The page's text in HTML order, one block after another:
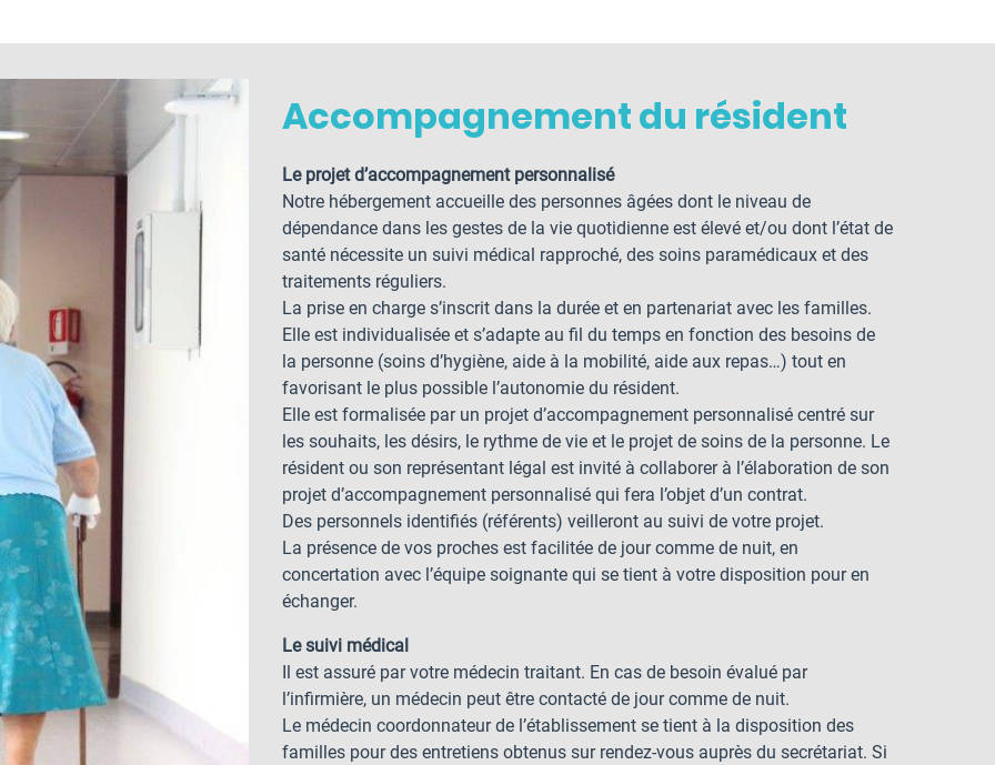
Accompagnement du résident
Le projet d’accompagnement personnalisé
Notre hébergement accueille des personnes âgées dont le niveau de
dépendance dans les gestes de la vie quotidienne est élevé et/ou dont l’état de
santé nécessite un suivi médical rapproché, des soins paramédicaux et des
traitements réguliers.
La prise en charge s’inscrit dans la durée et en partenariat avec les familles.
Elle est individualisée et s’adapte au fil du temps en fonction des besoins de
la personne (soins d’hygiène, aide à la mobilité, aide aux repas…) tout en
favorisant le plus possible l’autonomie du résident.
Elle est formalisée par un projet d’accompagnement personnalisé centré sur
les souhaits, les désirs, le rythme de vie et le projet de soins de la personne. Le
résident ou son représentant légal est invité à collaborer à l’élaboration de son
projet d’accompagnement personnalisé qui fera l’objet d’un contrat.
Des personnels identifiés (référents) veilleront au suivi de votre projet.
La présence de vos proches est facilitée de jour comme de nuit, en
concertation avec l’équipe soignante qui se tient à votre disposition pour en
échanger.
Le suivi médical
Il est assuré par votre médecin traitant. En cas de besoin évalué par
l’infirmière, un médecin peut être contacté de jour comme de nuit.
Le médecin coordonnateur de l’établissement se tient à la disposition des
familles pour des entretiens obtenus sur rendez-vous auprès du secrétariat. Si